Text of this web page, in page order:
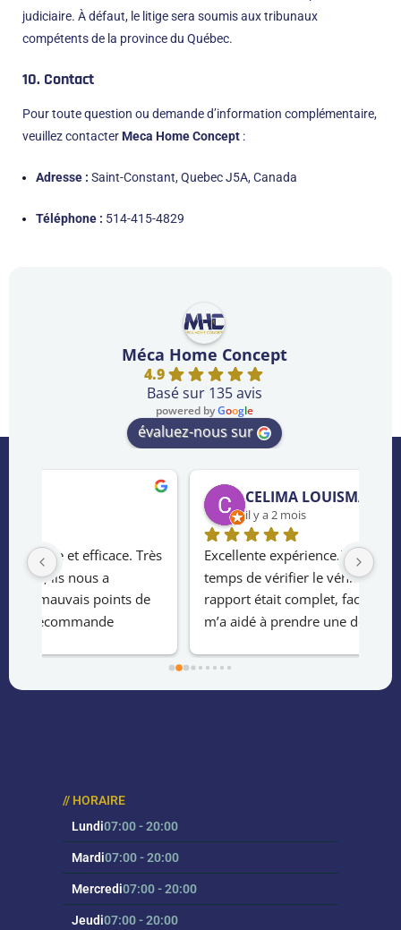
judiciaire. À défaut, le litige sera soumis aux tribunaux
compétents de la province du Québec.
10. Contact
Pour toute question ou demande d’information complémentaire,
veuillez contacterMeca Home Concept :
Adresse : Saint-Constant, Quebec J5A, Canada
Téléphone : 514-415-4829
Méca Home Concept
4.9
Basé sur 135 avis
powered byGoogle
évaluez-nous sur
CELIMA LOUISMA
Excellente expérience.L’inspecteur a pris le
temps de vérifier le véhicule en détail.Le
rapport était complet, facile à comprendre et
m’a aidé à prendre une décision
au
// HORAIRE
Lundi07:00 - 20:00
Mardi07:00 - 20:00
Mercredi07:00 - 20:00
Jeudi07:00 - 20:00